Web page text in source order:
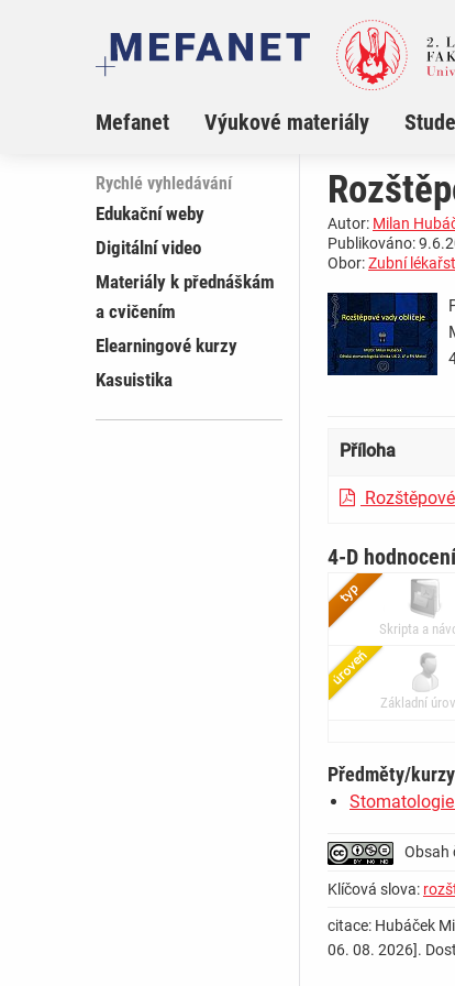
Mefanet Výukové materiály
Rychlé vyhledávání
Edukační weby
Digitální video
Materiály k přednáškám
a cvičením
Elearningové kurzy
Kasuistika
Autor: Milan
Publikováno:
Obor:Zubní
Příloha
4-D
Skripta a
Základní
Předměty/kurzy
Obsah
Klíčová slova:
citace: Hubáček
06. 08. 2026].